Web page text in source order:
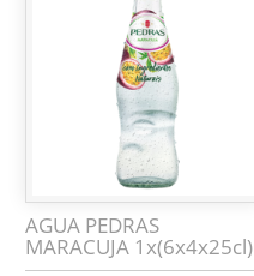
AGUA PEDRAS
MARACUJA 1x(6x4x25cl)